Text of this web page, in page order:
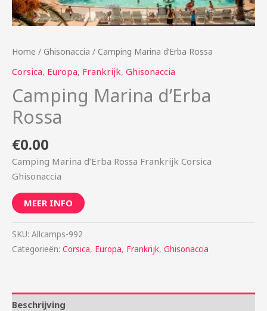
Home / Ghisonaccia / Camping Marina d’Erba Rossa
Corsica, Europa, Frankrijk, Ghisonaccia
Camping Marina d’Erba
Rossa
€0.00
Camping Marina d’Erba Rossa Frankrijk Corsica
Ghisonaccia
MEER INFO
SKU: Allcamps-992
Categorieën: Corsica, Europa, Frankrijk, Ghisonaccia
Beschrijving